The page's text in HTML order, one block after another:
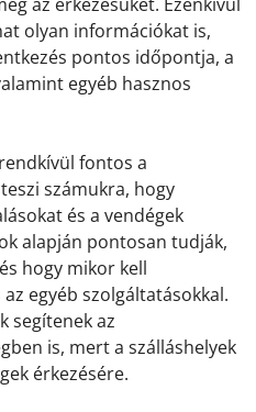
olyan információkat is,
pontos időpontja, a
egyéb hasznos
fontos a
számukra, hogy
és a vendégek
alapján pontosan tudják,
hogy mikor kell
egyéb szolgáltatásokkal.
segítenek az
is, mert a szálláshelyek
érkezésére.